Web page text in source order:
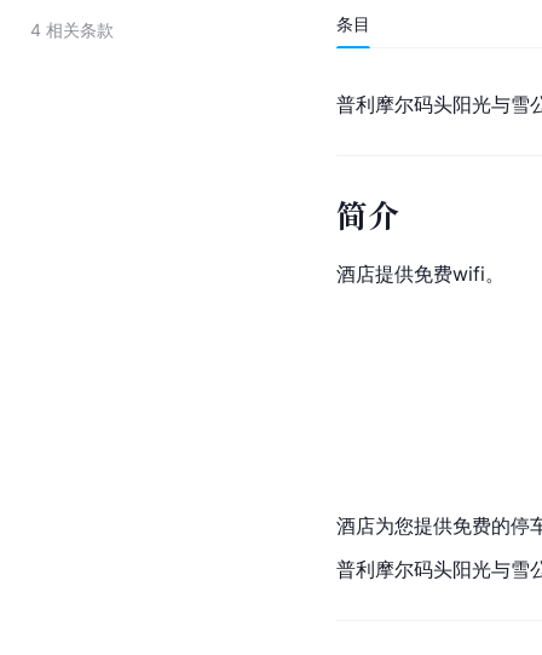
4 相关条款 条目
普利摩尔码头阳光与雪
简介
酒店提供免费wifi。
酒店为您提供免费的停
普利摩尔码头阳光与雪